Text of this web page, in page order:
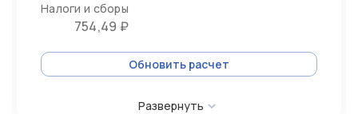
Налоги и сборы
754,49 ₽
Обновить расчет
Развернуть